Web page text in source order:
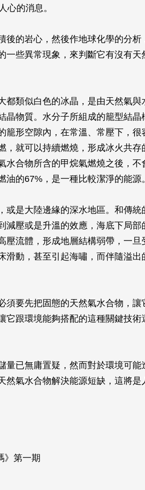
心的消息。
後的岩心，然後作地球化學的分析
一些異常現象，來判斷它有沒有天
都類似白色的冰晶，是由天然氣與
晶物質。水分子所組成的籠型結晶
籠形空隙內，在常溫、常壓下，很
，就可以持續燃燒，形成冰火共存
水合物所含的甲烷氣燃燒之後，不
的67%，是一種比較潔淨的能源。
或是大陸邊緣的深水地區。和傳統
減壓或是升溫的效應，海底下局部
壓流體，形成地層結構弱帶，一旦
滑動，甚至引起海嘯，而伴隨溢出
須要先把固態的天然氣水合物，讓
它跟環境能夠搭配的這種關鍵技術
量已無庸置疑，然而對於環境可能
然氣水合物解決能源短缺，這將是
》第一期